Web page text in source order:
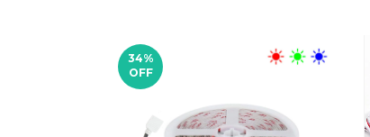
34%
OFF